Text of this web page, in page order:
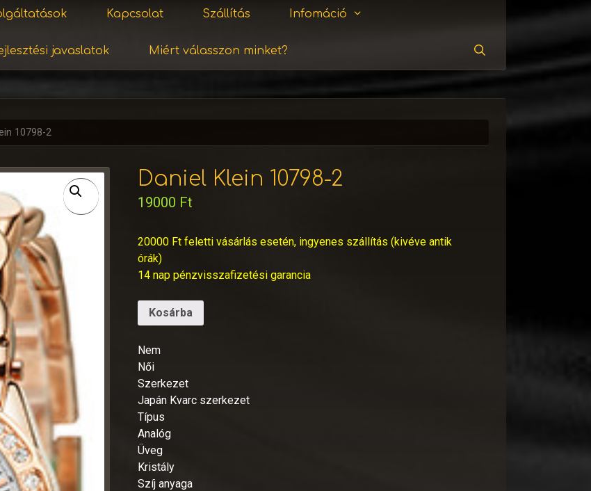
Kapcsolat Szállítás Infomáció
javaslatok Miért válasszon minket?
10798-2
Daniel Klein 10798-2
19000 Ft
20000 Ft feletti vásárlás esetén, ingyenes szállítás (kivéve antik
órák)
14 nap pénzvisszafizetési garancia
Kosárba
Nem
Női
Szerkezet
Japán Kvarc szerkezet
Típus
Analóg
Üveg
Kristály
Szíj anyaga